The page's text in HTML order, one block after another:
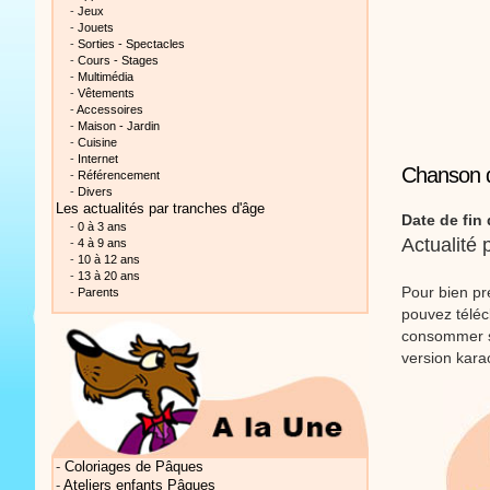
Vidéos
Vidéos
Chanson
Date de fin
Actualité
Pour bien
pouvez
consommer
version
- Jeux
- Jouets
- Sorties - Spectacles
- Cours - Stages
- Multimédia
- Vêtements
-Accessoires
- Maison - Jardin
- Cuisine
- Internet
- Référencement
- Divers
Les actualités par tranches d'âge
- 0 à 3 ans
- 4 à 9 ans
- 10 à 12 ans
- 13 à 20 ans
- Parents
- Coloriages de Pâques
- Ateliers enfants Pâques